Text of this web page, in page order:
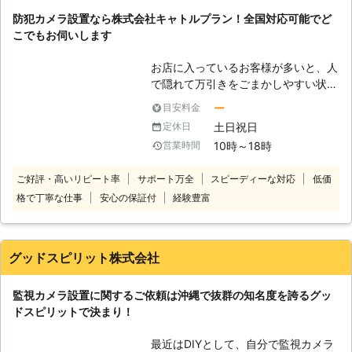
審者にとって「監視されている」とい
一犯罪がおこっても証拠を監視カメラ
の映像へ残すことができます。 しか
し、自分で監視カメラ設置をおこなお
うとしても、監視カメラは適切な場所
へ設置して設定をおこなわなければ、
効果が出にくいものです。 どうやっ
て監視カメラ設置をおこなったらいい
かよくわからない。そんなときに、株
式会社スピードラインがお力添えをい
に監視カメラ設置のご依頼を承ってい
個人、個人事業主どなたにも最高の商
防犯カメラ設置なら株式会社キャトルプラン！全国対応可能でど
こでもお伺いします
お店に入っているお客様が多いと、人
で隠れて万引きをごまかしやすい状況
ができます。そのような状況であれ
ば、防犯カメラの目を盗んで万引きを
おこないやすくなるためです。 「万
引きが増えて売り上げが厳しいなあ」
出来たら性能のいい防犯カメラで、万
引きを改善したいもの。そんなときこ
社キャトルプランは、防犯カメラ設置
のご依頼を承っております。 【株式
社キャトルプランにはお客様から選ば
犯カメラをご提案いたします 株式会
目安料金 ー
定休日 土日祝日
営業時間 10時～18時
ご好評・高いリピート率 サポート万全 スピーディーな対応
低価
格で丁寧な仕事
安心の保証付 経験豊富
グッドスピリット株式会社
監視カメラ設置に関するご依頼は沖縄で抜群の知名度を誇るグッ
ドスピリットで決まり！
最近はDIYとして、自分で監視カメラ